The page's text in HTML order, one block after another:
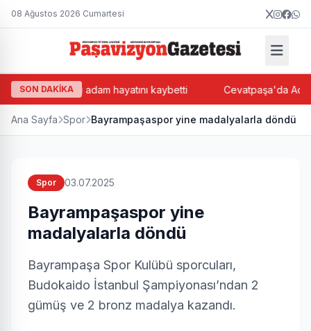
08 Ağustos 2026 Cumartesi
SON DAKİKA
çarptığı yaşlı adam hayatını kaybetti Cevatpaşa'da Ada
Ana Sayfa Spor Bayrampaşaspor yine madalyalarla döndü
Spor 03.07.2025
Bayrampaşaspor yine
madalyalarla döndü
Bayrampaşa Spor Kulübü sporcuları,
Budokaido İstanbul Şampiyonası’ndan 2
gümüş ve 2 bronz madalya kazandı.